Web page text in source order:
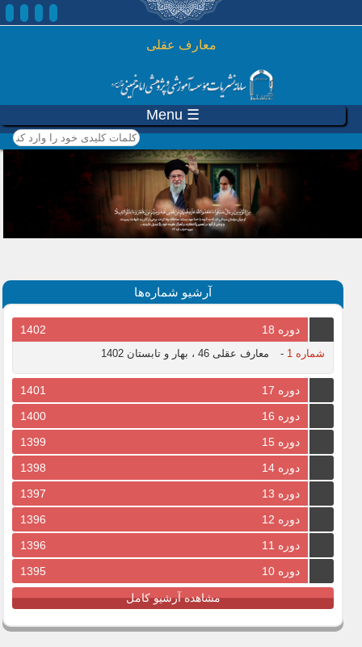
رفتن به محتوای اصلی
معارف عقلی
☰ Menu
کلمات کلیدی خود را وارد
کنید
آرشیو شماره‌ها
دوره 18 1402
شماره 1 - معارف عقلی 46 ، بهار و تابستان 1402
دوره 17
1401
دوره 16
1400
دوره 15
1399
دوره 14
1398
دوره 13
1397
دوره 12
1396
دوره 11
1396
دوره 10
1395
مشاهده آرشیو کامل